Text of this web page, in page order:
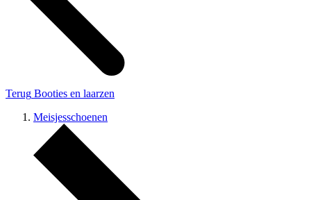
Terug Booties en laarzen
Meisjesschoenen